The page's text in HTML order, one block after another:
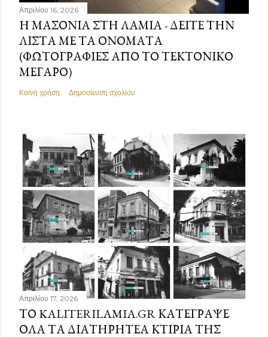
Απριλίου 16, 2026
Η ΜΑΣΟΝΊΑ ΣΤΗ ΛΑΜΊΑ - ΔΕΊΤΕ ΤΗΝ
ΛΊΣΤΑ ΜΕ ΤΑ ΟΝΌΜΑΤΑ
(ΦΩΤΟΓΡΑΦΊΕΣ ΑΠΌ ΤΟ ΤΕΚΤΟΝΙΚΌ
ΜΈΓΑΡΟ)
Κοινή χρήση Δημοσίευση σχολίου
Απριλίου 17, 2026
ΤΟ KALITERILAMIA.GR ΚΑΤΈΓΡΑΨΕ
ΌΛΑ ΤΑ ΔΙΑΤΗΡΗΤΈΑ ΚΤΊΡΙΑ ΤΗΣ